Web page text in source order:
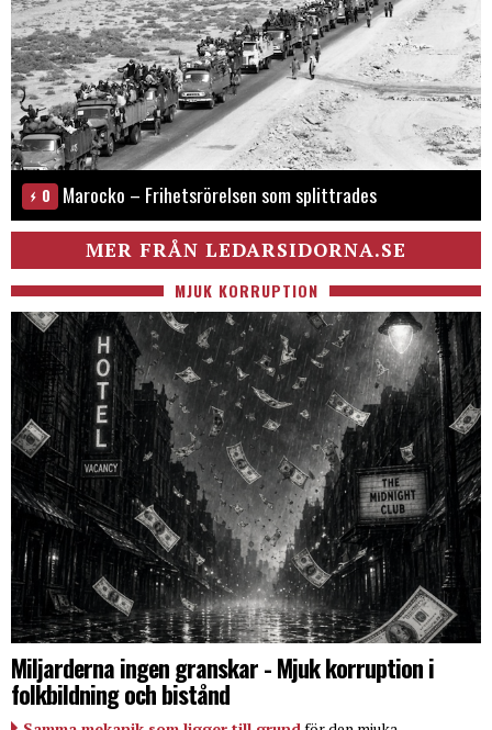
0 Marocko – Frihetsrörelsen som splittrades
MER FRÅN LEDARSIDORNA.SE
MJUK KORRUPTION
Miljarderna ingen granskar - Mjuk korruption i
folkbildning och bistånd